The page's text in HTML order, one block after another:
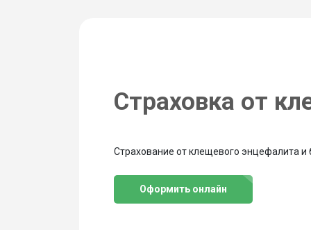
Страховка от
Страхование от клещевого энцефалита и
Оформить онлайн